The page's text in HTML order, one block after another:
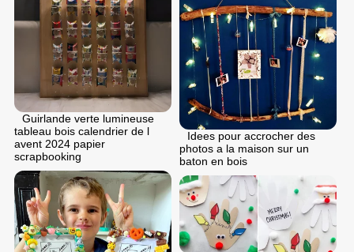
Guirlande verte lumineuse
tableau bois calendrier de l
avent 2024 papier
scrapbooking
Idees pour accrocher des
photos a la maison sur un
baton en bois